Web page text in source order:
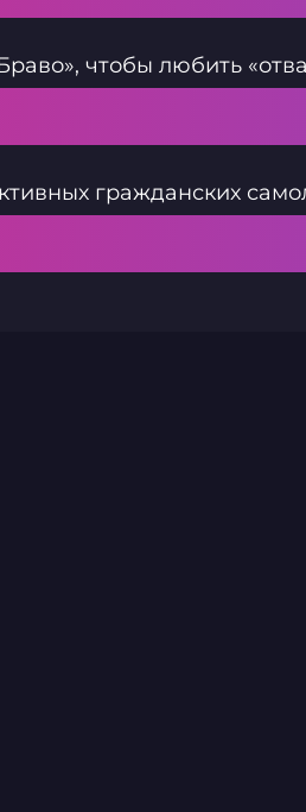
чтобы любить
гражданских